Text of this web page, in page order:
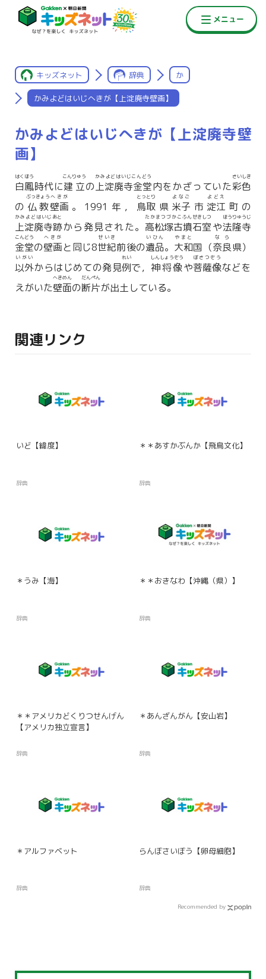
キッズネット 辞典 か
かみよどはいじへきが【上淀廃寺壁画】
かみよどはいじへきが【上淀廃寺壁
画】
白鳳
はくほう
時代に建立
こんりゅう
の上淀廃寺金堂
かみよどはいじこんどう
内をかざっていた彩色
さいしき
の 仏教
ぶっきょう
壁画
へきが
。1991年， 鳥取
とっとり
県 米子
よなご
市 淀江
よどえ
町の
上淀廃寺跡
かみよどはいじあと
から発見された。 高松塚古墳
たかまつづかこふん
石室
せきしつ
や法隆寺
ほうりゅうじ
金堂
こんどう
の壁画
へきが
と同じ8世紀
せいき
前後の遺品
いひん
。 大和
やまと
国（奈良
なら
県）
以外
いがい
からはじめての発見例
れい
で， 神将像
しんしょうぞう
や菩薩像
ぼさつぞう
などを
えがいた壁面
へきめん
の断片
だんぺん
が出土している。
関連リンク
いど【緯度】
辞典
＊＊あすかぶんか【飛鳥文化】
辞典
＊うみ【海】
辞典
＊＊おきなわ【沖縄（県）】
辞典
＊＊アメリカどくりつせんげん
【アメリカ独立宣言】
辞典
＊あんざんがん【安山岩】
辞典
＊アルファベット
辞典
らんぼさいぼう【卵母細胞】
辞典
Recommended by